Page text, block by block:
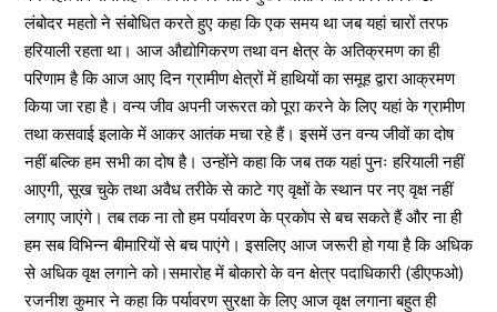
लंबोदर महतो ने संबोधित करते हुए कहा कि एक समय था जब यहां चारों तरफ
हरियाली रहता था। आज औद्योगिकरण तथा वन क्षेत्र के अतिक्रमण का ही
परिणाम है कि आज आए दिन ग्रामीण क्षेत्रों में हाथियों का समूह द्वारा आक्रमण
किया जा रहा है। वन्य जीव अपनी जरूरत को पूरा करने के लिए यहां के ग्रामीण
तथा कसवाई इलाके में आकर आतंक मचा रहे हैं। इसमें उन वन्य जीवों का दोष
नहीं बल्कि हम सभी का दोष है। उन्होंने कहा कि जब तक यहां पुनः हरियाली नहीं
आएगी, सूख चुके तथा अवैध तरीके से काटे गए वृक्षों के स्थान पर नए वृक्ष नहीं
लगाए जाएंगे। तब तक ना तो हम पर्यावरण के प्रकोप से बच सकते हैं और ना ही
हम सब विभिन्न बीमारियों से बच पाएंगे। इसलिए आज जरूरी हो गया है कि अधिक
से अधिक वृक्ष लगाने को।समारोह में बोकारो के वन क्षेत्र पदाधिकारी (डीएफओ)
रजनीश कुमार ने कहा कि पर्यावरण सुरक्षा के लिए आज वृक्ष लगाना बहुत ही